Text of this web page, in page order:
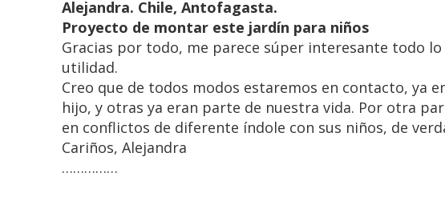
Alejandra. Chile, Antofagasta.
Proyecto de montar este jardín para niños
Gracias por todo, me parece súper interesante todo
utilidad.
Creo que de todos modos estaremos en contacto, ya
hijo, y otras ya eran parte de nuestra vida. Por otra
en conflictos de diferente índole con sus niños, de
Cariños, Alejandra
……………